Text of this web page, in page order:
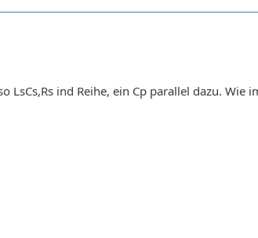
ind Reihe, ein Cp parallel dazu. Wie